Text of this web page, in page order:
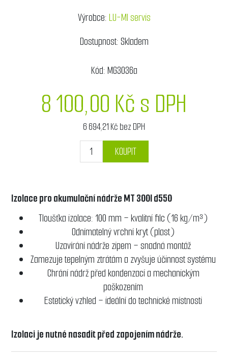
Výrobce:LU-MI servis
Dostupnost:Skladem
Kód:MG3036a
8 100,00 Kč s DPH
6 694,21 Kč bez DPH
KOUPIT
Izolace pro akumulační nádrže MT 300l d550
Tloušťka izolace: 100 mm – kvalitní filc (16 kg/m³)
Odnímatelný vrchní kryt (plast)
Uzavírání nádrže zipem – snadná montáž
Zamezuje tepelným ztrátám a zvyšuje účinnost systému
Chrání nádrž před kondenzací a mechanickým
poškozením
Estetický vzhled – ideální do technické místnosti
Izolaci je nutné nasadit před zapojením nádrže.